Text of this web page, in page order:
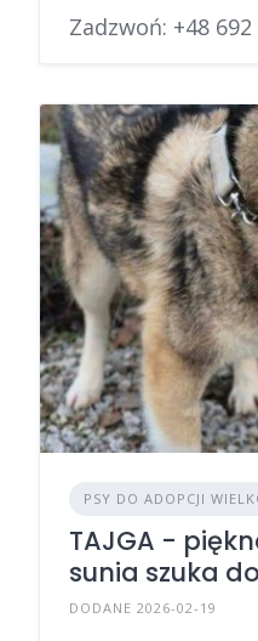
Zadzwoń: +48
PSY DO ADOPCJI
TAJGA -
sunia szuka
DODANE 2026-02-19